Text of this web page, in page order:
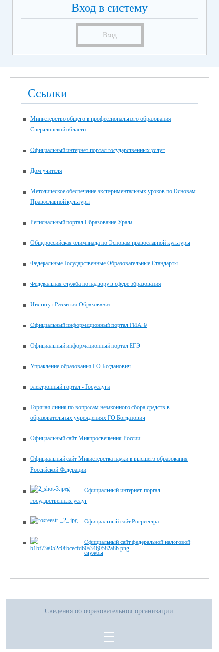
Вход в систему
Вход
Ссылки
Министерство общего и профессионального образования
Свердловской области
Официальный интернет-портал государственных услуг
Дом учителя
Методическое обеспечение экспериментальных уроков по Основам
Православной культуры
Региональный портал Образование Урала
Общероссийская олимпиада по Основам православной культуры
Федеральные Государственные Образовательные Стандарты
Федеральная служба по надзору в сфере образования
Институт Развития Образования
Официальный информационный портал ГИА-9
Официальный информационный портал ЕГЭ
Управление образования ГО Богданович
электронный портал - Госуслуги
Горячая линия по вопросам незаконного сбора средств в
образовательных учреждениях ГО Богданович
Официальный сайт Минпросвещения России
Официальный сайт Министерства науки и высшего образования
Российской Федерации
Официальный интернет-портал
государственных услуг
Официальный сайт Росреестра
Официальный сайт федеральной налоговой
службы
Сведения об образовательной организации